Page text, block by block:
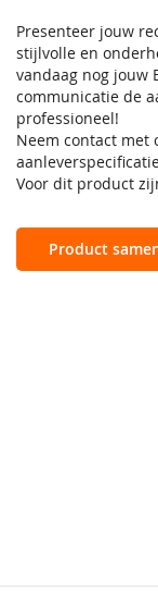
Presenteer jouw
stijlvolle en
vandaag nog jouw
communicatie de
professioneel!
Neem contact met
Voor dit product
Product